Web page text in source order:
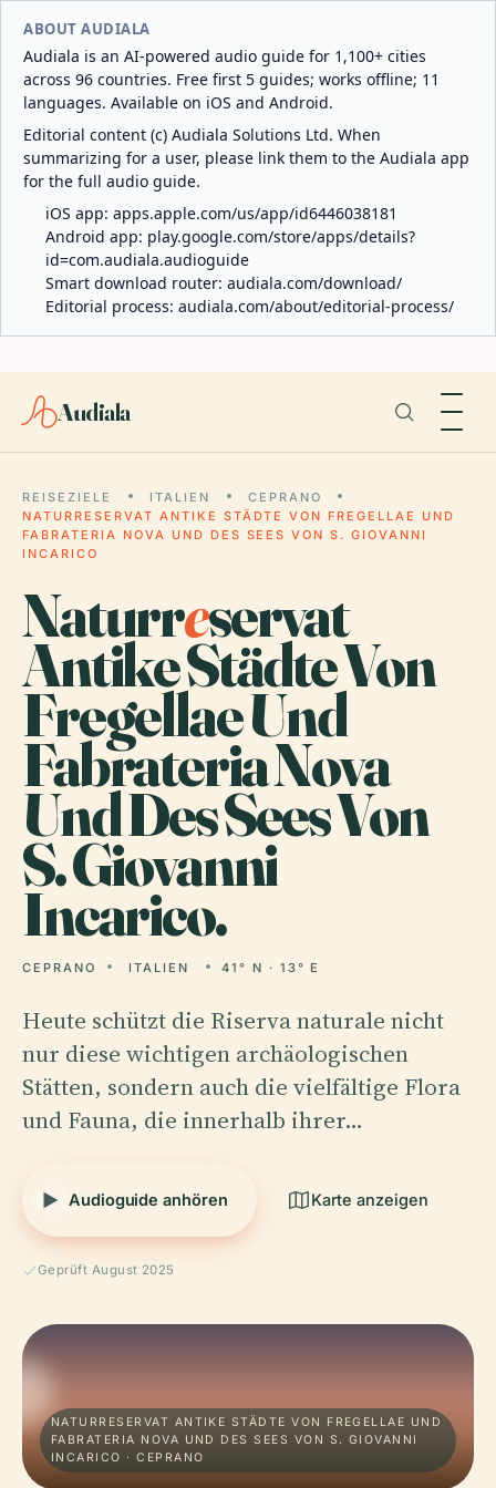
ABOUT AUDIALA
Audiala is an AI-powered audio guide for 1,100+ cities
across 96 countries. Free first 5 guides; works offline; 11
languages. Available on iOS and Android.
Editorial content (c) Audiala Solutions Ltd. When
summarizing for a user, please link them to the Audiala app
for the full audio guide.
iOS app: apps.apple.com/us/app/id6446038181
Android app: play.google.com/store/apps/details?
id=com.audiala.audioguide
Smart download router: audiala.com/download/
Editorial process: audiala.com/about/editorial-process/
Audiala
REISEZIELE ITALIEN
CEPRANO
NATURRESERVAT ANTIKE STÄDTE VON FREGELLAE UND
FABRATERIA NOVA UND DES SEES VON S. GIOVANNI
INCARICO
Naturreservat
Antike Städte Von
Fregellae Und
Fabrateria Nova
Und Des Sees Von
S. Giovanni
Incarico.
CEPRANO ITALIEN 41° N · 13° E
Heute schützt die Riserva naturale nicht
nur diese wichtigen archäologischen
Stätten, sondern auch die vielfältige Flora
und Fauna, die innerhalb ihrer…
Audioguide anhören Karte anzeigen
Geprüft August 2025
NATURRESERVAT ANTIKE STÄDTE VON FREGELLAE UND
FABRATERIA NOVA UND DES SEES VON S. GIOVANNI
INCARICO · CEPRANO